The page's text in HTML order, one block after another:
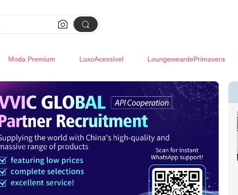
 
Moda Premium LuxoAcessível LoungeweardePrimavera